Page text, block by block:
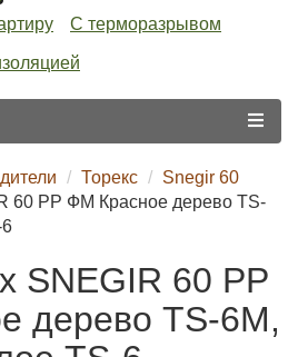
С терморазрывом
Торекс
Snegir 60
60 PP ФМ Красное дерево TS-
SNEGIR 60 PP
дерево TS-6M,